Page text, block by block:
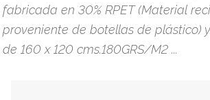
fabricada en 30% RPET (Material
proveniente de botellas de plástico)
de 160 x 120 cms.180GRS/M2 ...